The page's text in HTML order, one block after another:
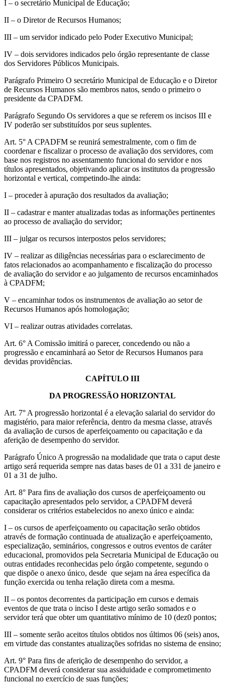
I – o secretário Municipal de Educação;
II – o Diretor de Recursos Humanos;
III – um servidor indicado pelo Poder Executivo Municipal;
IV – dois servidores indicados pelo órgão representante de classe
dos Servidores Públicos Municipais.
Parágrafo Primeiro O secretário Municipal de Educação e o Diretor
de Recursos Humanos são membros natos, sendo o primeiro o
presidente da CPADFM.
Parágrafo Segundo Os servidores a que se referem os incisos III e
IV poderão ser substituídos por seus suplentes.
Art. 5° A CPADFM se reunirá semestralmente, com o fim de
coordenar e fiscalizar o processo de avaliação dos servidores, com
base nos registros no assentamento funcional do servidor e nos
títulos apresentados, objetivando aplicar os institutos da progressão
horizontal e vertical, competindo-lhe ainda:
I – proceder à apuração dos resultados da avaliação;
II – cadastrar e manter atualizadas todas as informações pertinentes
ao processo de avaliação do servidor;
III – julgar os recursos interpostos pelos servidores;
IV – realizar as diligências necessárias para o esclarecimento de
fatos relacionados ao acompanhamento e fiscalização do processo
de avaliação do servidor e ao julgamento de recursos encaminhados
à CPADFM;
V – encaminhar todos os instrumentos de avaliação ao setor de
Recursos Humanos após homologação;
VI – realizar outras atividades correlatas.
Art. 6° A Comissão imitirá o parecer, concedendo ou não a
progressão e encaminhará ao Setor de Recursos Humanos para
devidas providências.
CAPÍTULO III
DA PROGRESSÃO HORIZONTAL
Art. 7° A progressão horizontal é a elevação salarial do servidor do
magistério, para maior referência, dentro da mesma classe, através
da avaliação de cursos de aperfeiçoamento ou capacitação e da
aferição de desempenho do servidor.
Parágrafo Único A progressão na modalidade que trata o caput deste
artigo será requerida sempre nas datas bases de 01 a 331 de janeiro e
01 a 31 de julho.
Art. 8° Para fins de avaliação dos cursos de aperfeiçoamento ou
capacitação apresentados pelo servidor, a CPADFM deverá
considerar os critérios estabelecidos no anexo único e ainda:
I – os cursos de aperfeiçoamento ou capacitação serão obtidos
através de formação continuada de atualização e aperfeiçoamento,
especialização, seminários, congressos e outros eventos de caráter
educacional, promovidos pela Secretaria Municipal de Educação ou
outras entidades reconhecidas pelo órgão competente, segundo o
que dispõe o anexo único, desde que sejam na área específica da
função exercida ou tenha relação direta com a mesma.
II – os pontos decorrentes da participação em cursos e demais
eventos de que trata o inciso I deste artigo serão somados e o
servidor terá que obter um quantitativo mínimo de 10 (dez0 pontos;
III – somente serão aceitos títulos obtidos nos últimos 06 (seis) anos,
em virtude das constantes atualizações sofridas no sistema de ensino;
Art. 9° Para fins de aferição de desempenho do servidor, a
CPADFM deverá considerar sua assiduidade e comprometimento
funcional no exercício de suas funções;